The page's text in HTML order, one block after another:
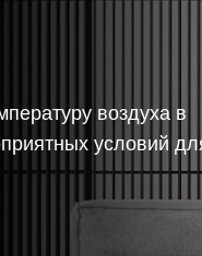
воздуха в
условий